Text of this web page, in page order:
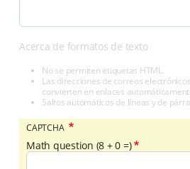
Acerca de formatos de texto
No se permiten etiquetas HTML.
Las direcciones de correos
convierten en enlaces
Saltos automáticos de líneas y de
CAPTCHA
Math question (8 + 0 =)